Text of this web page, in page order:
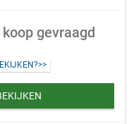
gevraagd